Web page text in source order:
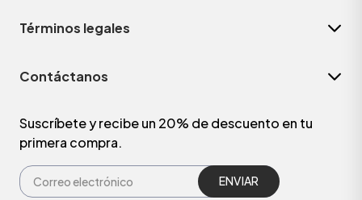
Términos legales
Contáctanos
Suscríbete y recibe un 20% de descuento en tu
primera compra.
ENVIAR